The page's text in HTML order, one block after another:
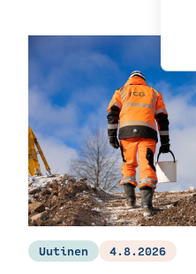
Uutinen 4.8.2026